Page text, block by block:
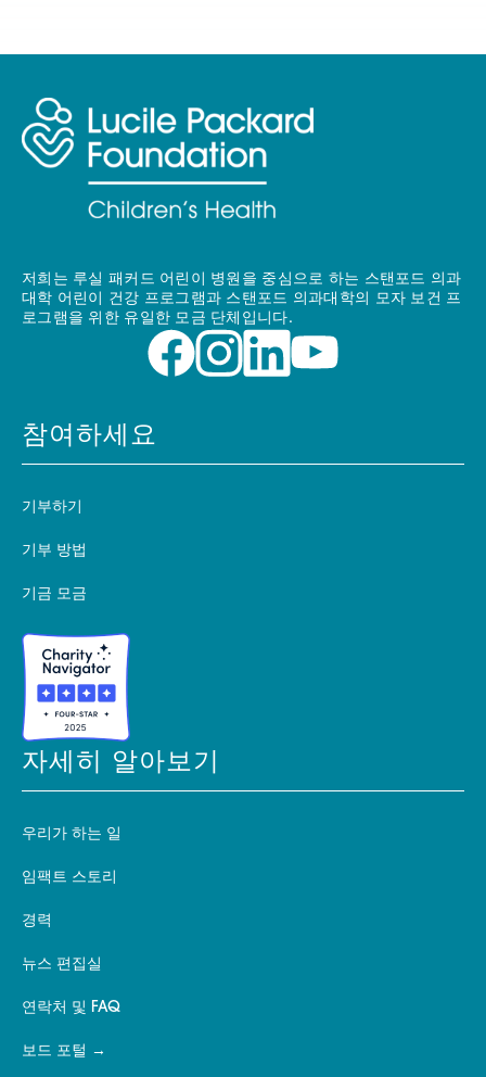
저희는 루실 패커드 어린이 병원을 중심으로 하는 스탠포드 의과
대학 어린이 건강 프로그램과 스탠포드 의과대학의 모자 보건 프
로그램을 위한 유일한 모금 단체입니다.
참여하세요
기부하기
기부 방법
기금 모금
자세히 알아보기
우리가 하는 일
임팩트 스토리
경력
뉴스 편집실
연락처 및 FAQ
보드 포털